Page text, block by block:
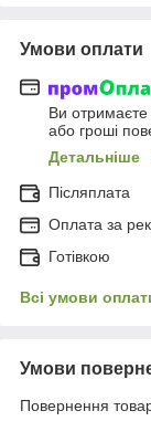
Умови оплати
Ви
або гроші
Детальніше
Післяплата
Оплата за
Готівкою
Всі умови
Умови
Повернення